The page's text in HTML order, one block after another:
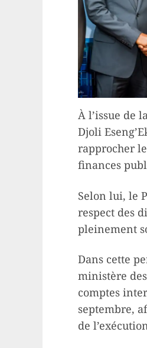
À l’issue de
Djoli
rapprocher
finances
Selon lui, le
respect des
pleinement
Dans cette
ministère
comptes
septembre,
de